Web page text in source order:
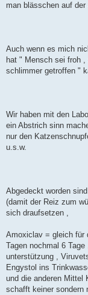
man blässchen auf
Auch wenn es mich
hat " Mensch sei froh
schlimmer getroffen "
Wir haben mit den
ein Abstrich sinn
nur den
u.s.w.
Abgedeckt worden
(damit der Reiz zum
sich draufsetzen ,
Amoxiclav = gleich für
Tagen nochmal 6
unterstützung ,
Engystol ins
und die anderen Mittel
schafft keiner sondern